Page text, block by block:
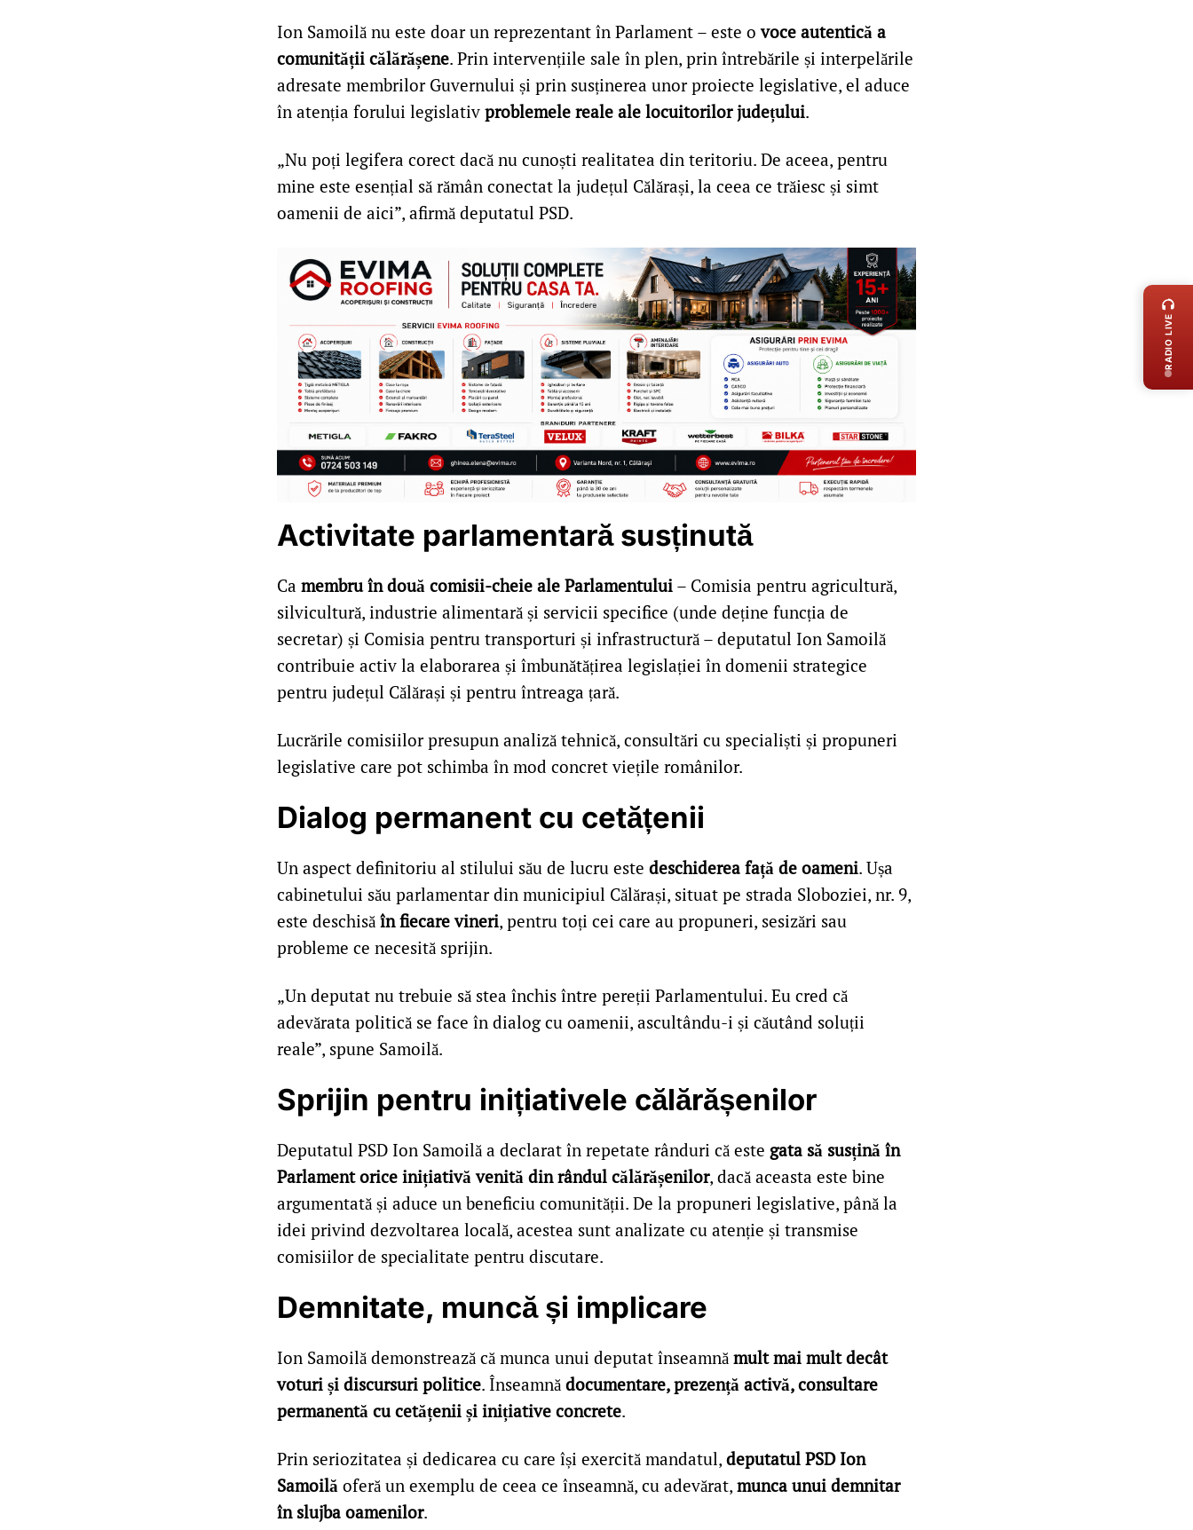
Ion Samoilă nu este doar un reprezentant în Parlament – este ovoce autentică a
comunității călărășene. Prin intervențiile sale în plen, prin întrebările și interpelările
adresate membrilor Guvernului și prin susținerea unor proiecte legislative, el aduce
în atenția forului legislativ problemele reale ale locuitorilor județului.
„Nu poți legifera corect dacă nu cunoști realitatea din teritoriu. De aceea, pentru
mine este esențial să rămân conectat la județul Călărași, la ceea ce trăiesc și simt
oamenii de aici”, afirmă deputatul PSD.
Activitate parlamentară susținută
Ca membru în două comisii-cheie ale Parlamentului – Comisia pentru agricultură,
silvicultură, industrie alimentară și servicii specifice (unde deține funcția de
secretar) și Comisia pentru transporturi și infrastructură – deputatul Ion Samoilă
contribuie activ la elaborarea și îmbunătățirea legislației în domenii strategice
pentru județul Călărași și pentru întreaga țară.
Lucrările comisiilor presupun analiză tehnică, consultări cu specialiști și propuneri
legislative care pot schimba în mod concret viețile românilor.
Dialog permanent cu cetățenii
Un aspect definitoriu al stilului său de lucru este deschiderea față de oameni. Ușa
cabinetului său parlamentar din municipiul Călărași, situat pe strada Sloboziei, nr. 9,
este deschisă în fiecare vineri, pentru toți cei care au propuneri, sesizări sau
probleme ce necesită sprijin.
„Un deputat nu trebuie să stea închis între pereții Parlamentului. Eu cred că
adevărata politică se face în dialog cu oamenii, ascultându-i și căutând soluții
reale”, spune Samoilă.
Sprijin pentru inițiativele călărășenilor
Deputatul PSD Ion Samoilă a declarat în repetate rânduri că este gata să susțină în
Parlament orice inițiativă venită din rândul călărășenilor, dacă aceasta este bine
argumentată și aduce un beneficiu comunității. De la propuneri legislative, până la
idei privind dezvoltarea locală, acestea sunt analizate cu atenție și transmise
comisiilor de specialitate pentru discutare.
Demnitate, muncă și implicare
Ion Samoilă demonstrează că munca unui deputat înseamnă mult mai mult decât
voturi și discursuri politice. Înseamnă documentare, prezență activă, consultare
permanentă cu cetățenii și inițiative concrete.
Prin seriozitatea și dedicarea cu care își exercită mandatul, deputatul PSD Ion
Samoilă oferă un exemplu de ceea ce înseamnă, cu adevărat, munca unui demnitar
în slujba oamenilor.
RADIO LIVE